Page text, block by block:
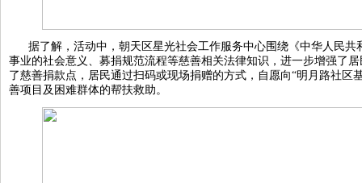
据了解，活动中，朝天区星光社会工作服务中心围绕《中华人民
事业的社会意义、募捐规范流程等慈善相关法律知识，进一步增强了
了慈善捐款点，居民通过扫码或现场捐赠的方式，自愿向“明月路社区
善项目及困难群体的帮扶救助。